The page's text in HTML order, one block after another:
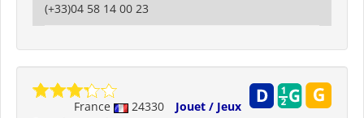
(+33)04 58 14 00 23
France 24330
Jouet / Jeux